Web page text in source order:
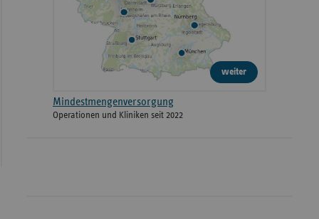
weiter
Mindestmengenversorgung
Operationen und Kliniken seit 2022